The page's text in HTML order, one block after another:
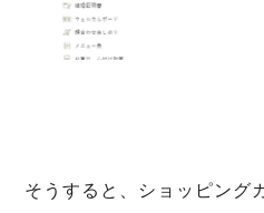
そうすると、ショッピング